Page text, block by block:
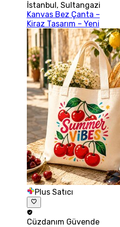
İstanbul , Sultangazi
Kanvas Bez Çanta –
Kiraz Tasarım – Yeni
Plus Satıcı
Cüzdanım Güvende